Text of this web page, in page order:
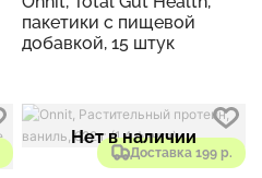
пакетики с пищевой
добавкой, 15 штук
Доставка 199 р.
Нет в наличии